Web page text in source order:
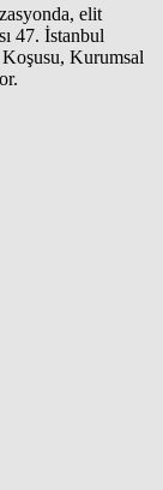
elit
47. İstanbul
Koşusu, Kurumsal